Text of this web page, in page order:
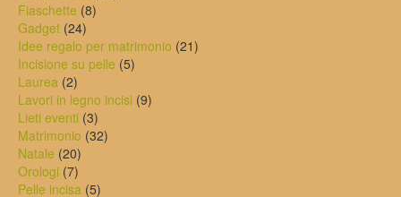
Fiaschette 88
Gadget 2424
prodotti
Idee regalo per matrimonio 2121
Incisione su pelle 55
Laurea 22
prodotti
Lavori in legno incisi 99
Lieti eventi 33
prodotti
Matrimonio 3232
Natale 2020
prodotti
Orologi 77
prodotti
Pelle incisa 55